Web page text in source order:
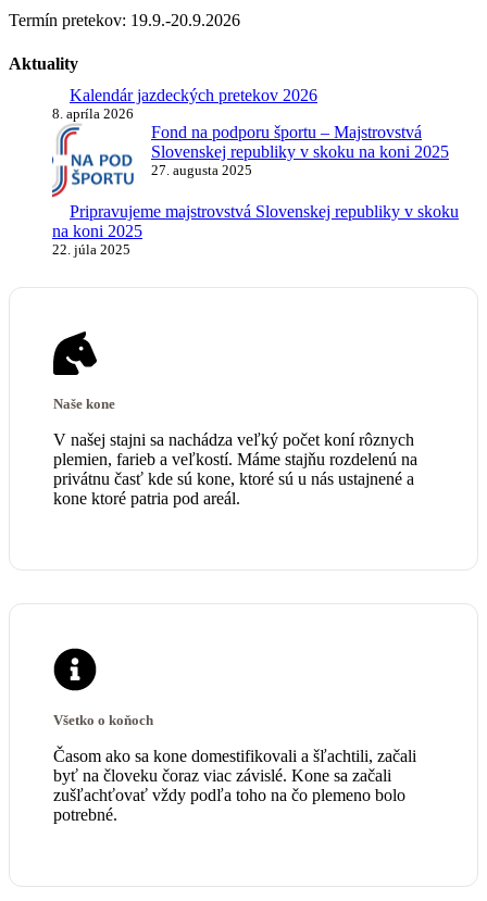
Termín pretekov: 19.9.-20.9.2026
Aktuality
Kalendár jazdeckých pretekov 2026
8. apríla 2026
Fond na podporu športu – Majstrovstvá
Slovenskej republiky v skoku na koni 2025
27. augusta 2025
Pripravujeme majstrovstvá Slovenskej republiky v skoku
na koni 2025
22. júla 2025
Naše kone
V našej stajni sa nachádza veľký počet koní rôznych
plemien, farieb a veľkostí. Máme stajňu rozdelenú na
privátnu časť kde sú kone, ktoré sú u nás ustajnené a
kone ktoré patria pod areál.
Všetko o koňoch
Časom ako sa kone domestifikovali a šľachtili, začali
byť na človeku čoraz viac závislé. Kone sa začali
zušľachťovať vždy podľa toho na čo plemeno bolo
potrebné.